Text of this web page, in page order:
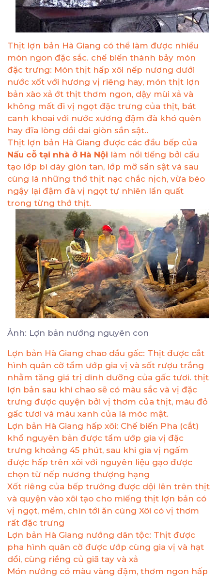
Thịt lợn bản Hà Giang có thể làm được nhiều
món ngon đặc sắc. chế biến thành bảy món
đặc trưng: Món thịt hấp xôi nếp nương dưới
nước xốt với hương vị riêng hay, món thịt lợn
bản xào xả ớt thịt thơm ngon, dậy mùi xả và
không mất đi vị ngọt đặc trưng của thịt, bát
canh khoai với nước xương đậm đà khó quên
hay đĩa lòng dồi dai giòn sần sật..
Thịt lợn bản Hà Giang được các đầu bếp của
Nấu cỗ tại nhà ở Hà Nội làm nổi tiếng bởi cấu
tạo lớp bì dày giòn tan, lớp mỡ sần sật và sau
cùng là những thớ thịt nạc chắc nịch, vừa béo
ngậy lại đậm đà vị ngọt tự nhiên lẩn quất
trong từng thớ thịt.
Ảnh: Lợn bản nướng nguyên con
Lợn bản Hà Giang chao dầu gấc: Thịt được cắt
hình quân cờ tẩm ướp gia vị và sốt rượu trắng
nhằm tăng giá trị dinh dưỡng của gấc tươi. thịt
lợn bản sau khi chao sẽ có màu sắc và vị đặc
trưng được quyện bởi vị thơm của thịt, màu đỏ
gấc tươi và màu xanh của lá móc mật.
Lợn bản Hà Giang hấp xôi: Chế biến Pha (cắt)
khổ nguyên bản được tẩm ướp gia vị đặc
trưng khoảng 45 phút, sau khi gia vị ngấm
được hấp trên xôi với nguyên liệu gạo được
chọn từ nếp nương thượng hạng
Xốt riêng của bếp trưởng được dội lên trên thịt
và quyện vào xôi tạo cho miếng thịt lợn bản có
vị ngọt, mềm, chín tới ăn cùng Xôi có vị thơm
rất đặc trưng
Lợn bản Hà Giang nướng dân tộc: Thịt được
pha hình quân cờ được ướp cùng gia vị và hạt
dổi, cùng riềng củ giã tay và xả
Món nướng có màu vàng đậm, thơm ngon hấp